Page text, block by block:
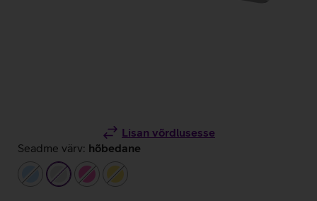
Lisan võrdlusesse
Seadme värv: hõbedane
helesininehõbedane
roosakollane